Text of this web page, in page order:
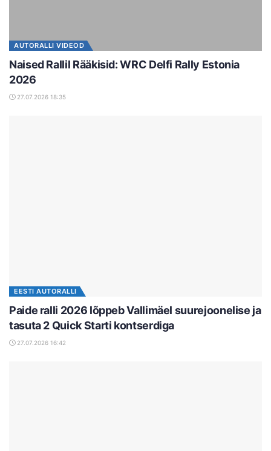
AUTORALLI VIDEOD
Naised Rallil Rääkisid: WRC Delfi Rally Estonia
2026
27.07.2026 18:35
EESTI AUTORALLI
Paide ralli 2026 lõppeb Vallimäel suurejoonelise ja
tasuta 2 Quick Starti kontserdiga
27.07.2026 16:42